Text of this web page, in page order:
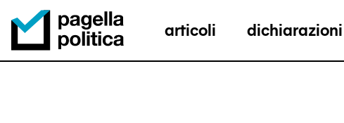
Pagella Politica Logo
articoli dichiarazioni